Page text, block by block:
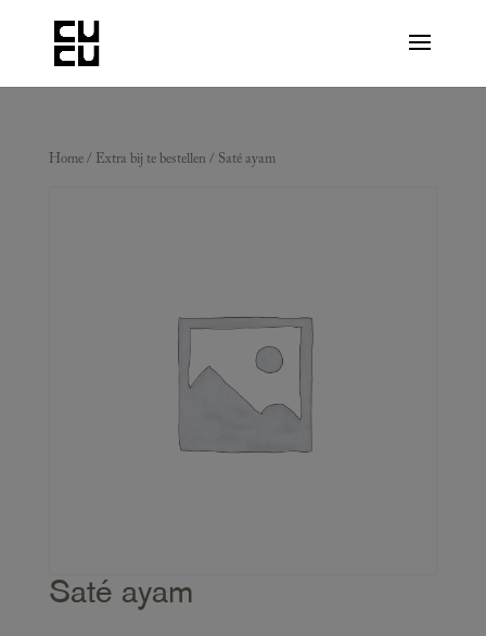
Home/ Extra bij te bestellen / Saté ayam
Saté ayam